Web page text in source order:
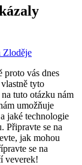
Zloděje
proto vás dnes
tyto
tuto otázku nám
umožňuje
jaké technologie
Připravte se na
jak mohou
se na
veverek!